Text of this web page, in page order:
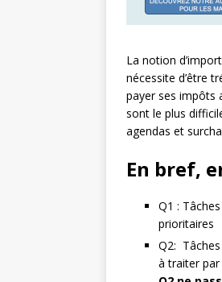
La notion
nécessite d’être
payer ses impôts
sont le plus
agendas et
En bref,
Q1 :
prioritaires
Q2:
à traiter